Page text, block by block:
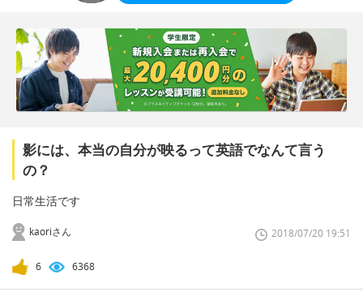
影には、本当の自分が映るって英語でなんて言う
の？
日常生活です
kaoriさん 2018/07/20 19:51
6 6368